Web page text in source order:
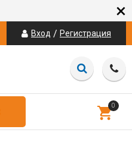
×
Вход / Регистрация
0